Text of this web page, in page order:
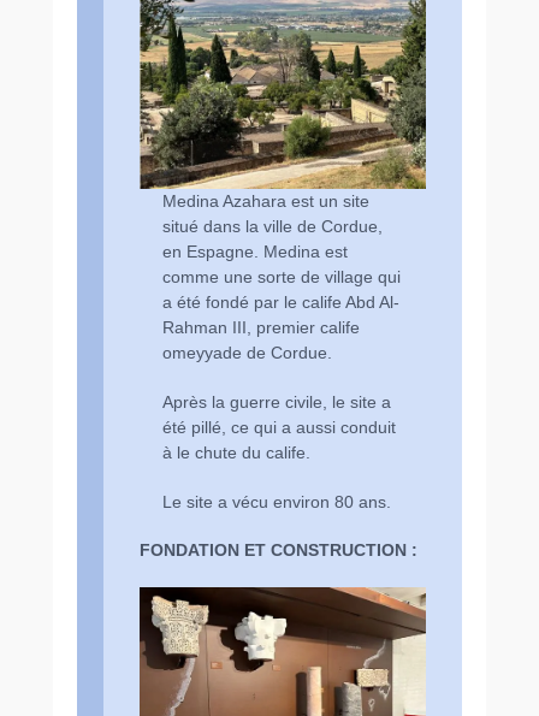
Medina Azahara est un site
situé dans la ville de Cordue,
en Espagne. Medina est
comme une sorte de village qui
a été fondé par le calife Abd Al-
Rahman III, premier calife
omeyyade de Cordue.
Après la guerre civile, le site a
été pillé, ce qui a aussi conduit
à le chute du calife.
Le site a vécu environ 80 ans.
FONDATION ET CONSTRUCTION :